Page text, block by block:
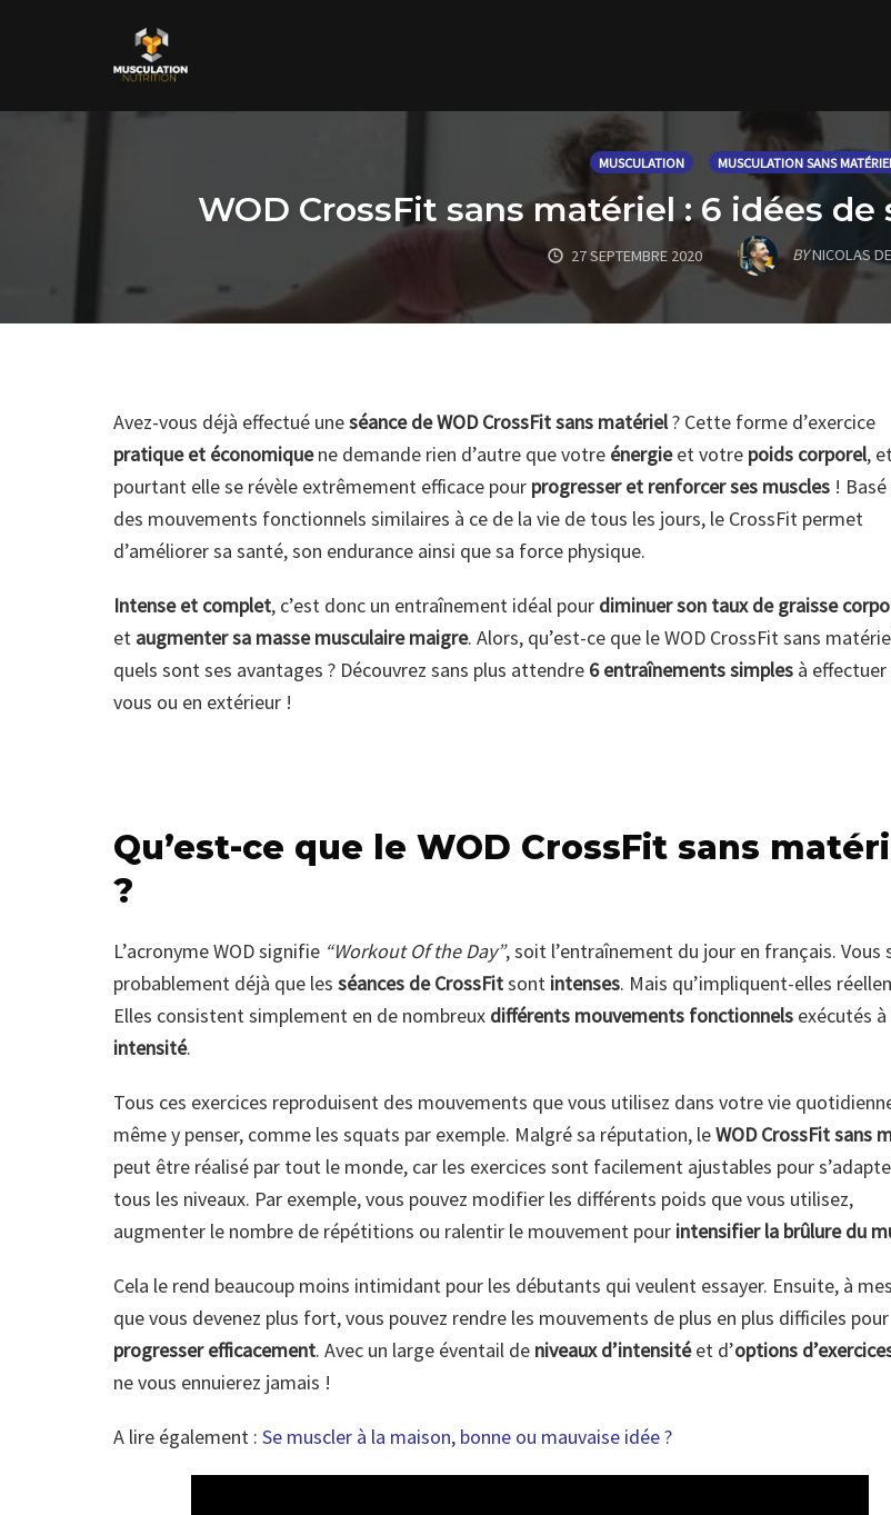
MUSCULATION MUSCULATION SANS
WOD CrossFit sans matériel : 6 idées
27 SEPTEMBRE 2020 BYNICOLAS
Avez-vous déjà effectué uneséance de WOD CrossFit sans matériel? Cette forme d’exercice
pratique et économiquene demande rien d’autre que votre énergieet votre poids corporel,
pourtant elle se révèle extrêmement efficace pour progresser et renforcer ses muscles !
des mouvements fonctionnels similaires à ce de la vie de tous les jours, le CrossFit permet
d’améliorer sa santé, son endurance ainsi que sa force physique.
Intense et complet, c’est donc un entraînement idéal pour diminuer son taux de graisse
et augmenter sa masse musculaire maigre. Alors, qu’est-ce que le WOD CrossFit sans
quels sont ses avantages ? Découvrez sans plus attendre 6 entraînements simples à effectuer
vous ou en extérieur !
Qu’est-ce que le WOD CrossFit sans
?
L’acronyme WOD signifie “Workout Of the Day”, soit l’entraînement du jour en français. Vous
probablement déjà que les séances de CrossFitsont intenses. Mais qu’impliquent-elles
Elles consistent simplement en de nombreux différents mouvements fonctionnels exécutés à
intensité.
Tous ces exercices reproduisent des mouvements que vous utilisez dans votre vie
même y penser, comme les squats par exemple. Malgré sa réputation, leWOD CrossFit sans
peut être réalisé par tout le monde, car les exercices sont facilement ajustables pour
tous les niveaux. Par exemple, vous pouvez modifier les différents poids que vous utilisez,
augmenter le nombre de répétitions ou ralentir le mouvement pour intensifier la brûlure du
Cela le rend beaucoup moins intimidant pour les débutants qui veulent essayer. Ensuite, à
que vous devenez plus fort, vous pouvez rendre les mouvements de plus en plus difficiles pour
progresser efficacement. Avec un large éventail de niveaux d’intensitéet d’options
ne vous ennuierez jamais !
A lire également : Se muscler à la maison, bonne ou mauvaise idée ?